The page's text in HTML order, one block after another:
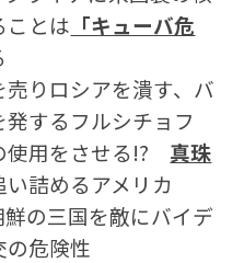
ことは 「キューバ危
りロシアを潰す、バ
するフルシチョフ
用をさせる!? 真珠
い詰めるアメリカ
の三国を敵にバイデ
の危険性